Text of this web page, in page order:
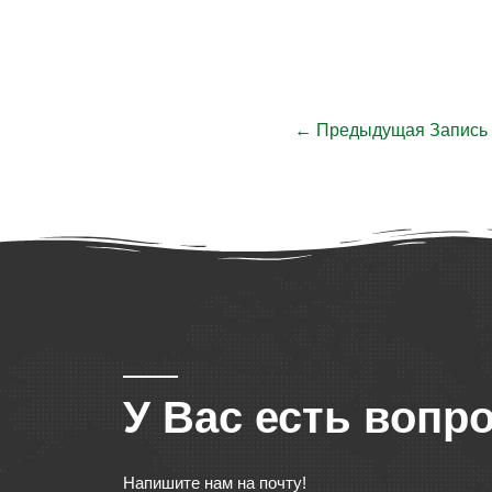
← Предыдущая Запись
У Вас есть
Напишите нам на почту!